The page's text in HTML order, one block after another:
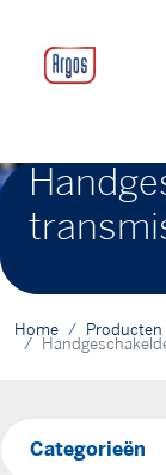
Home Producten
Categorieën